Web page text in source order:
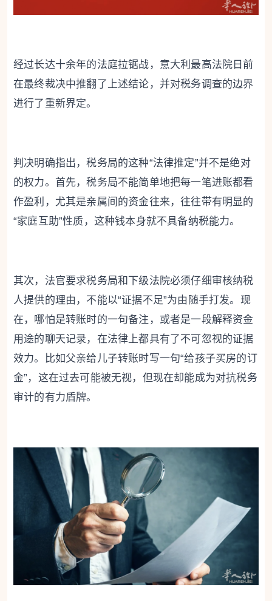
经过长达十余年的法庭拉锯战，意大利最高法院日前
在最终裁决中推翻了上述结论，并对税务调查的边界
进行了重新界定。
判决明确指出，税务局的这种“法律推定”并不是绝对
的权力。首先，税务局不能简单地把每一笔进账都看
作盈利，尤其是亲属间的资金往来，往往带有明显的
“家庭互助”性质，这种钱本身就不具备纳税能力。
其次，法官要求税务局和下级法院必须仔细审核纳税
人提供的理由，不能以“证据不足”为由随手打发。现
在，哪怕是转账时的一句备注，或者是一段解释资金
用途的聊天记录，在法律上都具有了不可忽视的证据
效力。比如父亲给儿子转账时写一句“给孩子买房的订
金”，这在过去可能被无视，但现在却能成为对抗税务
审计的有力盾牌。